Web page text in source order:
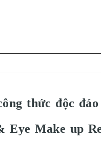
thức độc
Make up